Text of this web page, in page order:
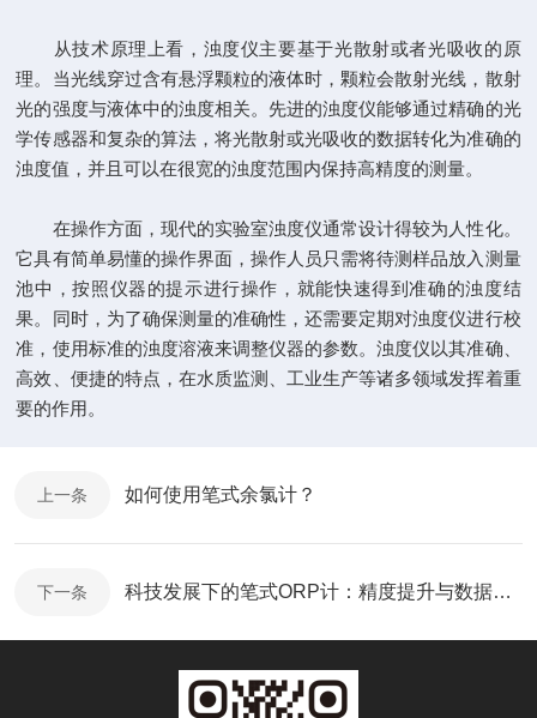
从技术原理上看，浊度仪主要基于光散射或者光吸收的原
理。当光线穿过含有悬浮颗粒的液体时，颗粒会散射光线，散射
光的强度与液体中的浊度相关。先进的浊度仪能够通过精确的光
学传感器和复杂的算法，将光散射或光吸收的数据转化为准确的
浊度值，并且可以在很宽的浊度范围内保持高精度的测量。
在操作方面，现代的实验室浊度仪通常设计得较为人性化。
它具有简单易懂的操作界面，操作人员只需将待测样品放入测量
池中，按照仪器的提示进行操作，就能快速得到准确的浊度结
果。同时，为了确保测量的准确性，还需要定期对浊度仪进行校
准，使用标准的浊度溶液来调整仪器的参数。浊度仪以其准确、
高效、便捷的特点，在水质监测、工业生产等诸多领域发挥着重
要的作用。
上一条 如何使用笔式余氯计？
下一条 科技发展下的笔式ORP计：精度提升与数据存储功能